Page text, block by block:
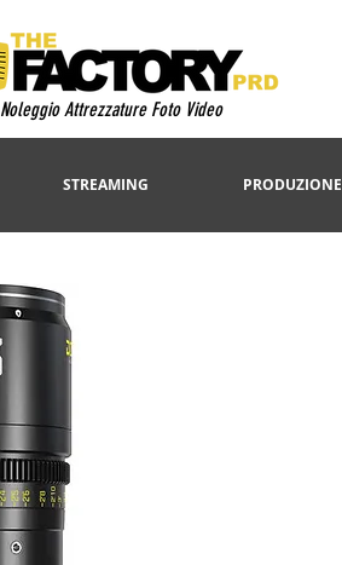
Noleggio Attrezzature Foto Video
STREAMING PRODUZIONE